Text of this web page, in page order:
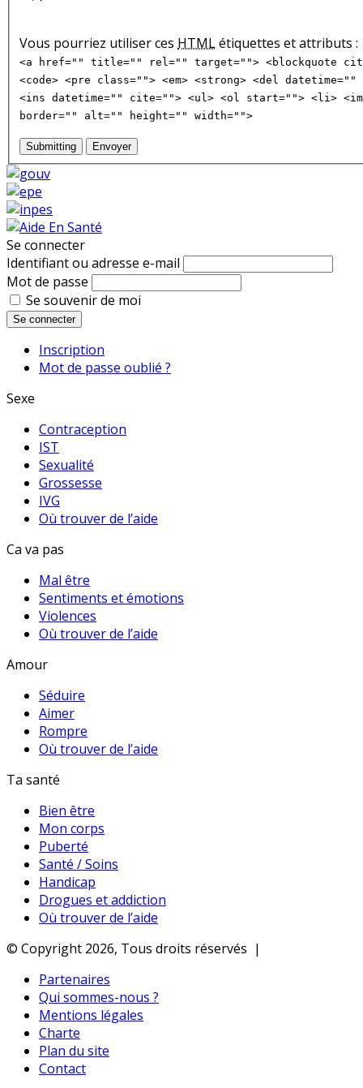
Vous pourriez utiliser ces HTMLétiquettes et attributs :
<a href="" title="" rel="" target=""> <blockquote
<code> <pre class=""> <em> <strong> <del
<ins datetime="" cite=""> <ul> <ol start=""> <li>
border="" alt="" height="" width="">
Submitting Envoyer
Se connecter
Identifiant ou adresse e-mail
Mot de passe
Se souvenir de moi
Se connecter
Inscription
Mot de passe oublié ?
Sexe
Contraception
IST
Sexualité
Grossesse
IVG
Où trouver de l’aide
Ca va pas
Mal être
Sentiments et émotions
Violences
Où trouver de l’aide
Amour
Séduire
Aimer
Rompre
Où trouver de l’aide
Ta santé
Bien être
Mon corps
Puberté
Santé / Soins
Handicap
Drogues et addiction
Où trouver de l’aide
© Copyright 2026, Tous droits réservés |
Partenaires
Qui sommes-nous ?
Mentions légales
Charte
Plan du site
Contact